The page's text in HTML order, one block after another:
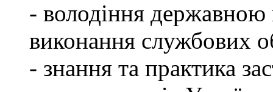
- володіння державною
виконання службових
- знання та практика